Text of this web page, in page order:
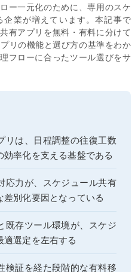
ー一元化のために、専用のスケ
企業が増えています。本記事で
有アプリを無料・有料に分けて
リの機能と選び方の基準をわか
フローに合ったツール選びをサ
リは、日程調整の往復工数
効率化を支える基盤である
応力が、スケジュール共有
差別化要因となっている
既存ツール環境が、スケジ
適選定を左右する
検証を経た段階的な有料移